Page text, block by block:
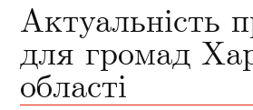
Актуальність
для громад
області